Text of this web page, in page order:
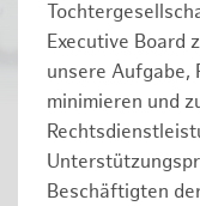
Executive Board
unsere Aufgabe,
minimieren und
Beschäftigten